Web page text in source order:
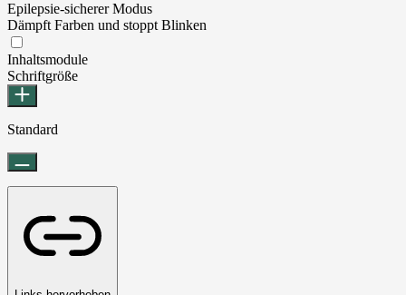
Epilepsie-sicherer Modus
Dämpft Farben und stoppt Blinken
Inhaltsmodule
Schriftgröße
Standard